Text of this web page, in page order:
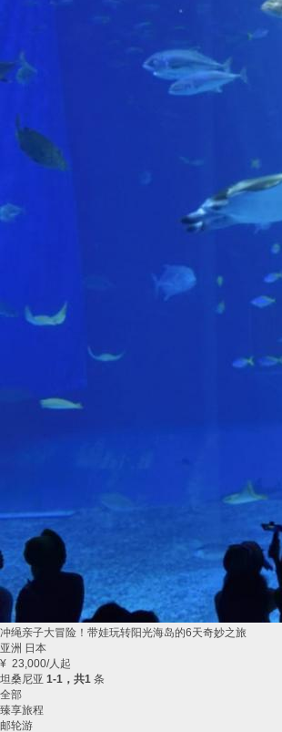
冲绳亲子大冒险！带娃玩转阳光海岛的6天奇妙之旅
亚洲 日本
¥ 23,000/人起
坦桑尼亚 1-1，共1 条
全部
臻享旅程
邮轮游